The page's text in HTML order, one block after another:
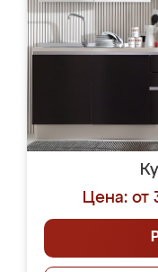
Цена: от